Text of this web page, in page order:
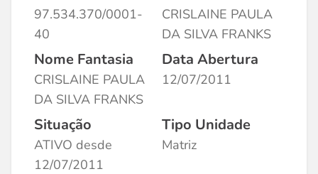
97.534.370/0001-
40
CRISLAINE PAULA
DA SILVA FRANKS
Nome Fantasia
CRISLAINE PAULA
DA SILVA FRANKS
Data Abertura
12/07/2011
Situação
ATIVO desde
12/07/2011
Tipo Unidade
Matriz